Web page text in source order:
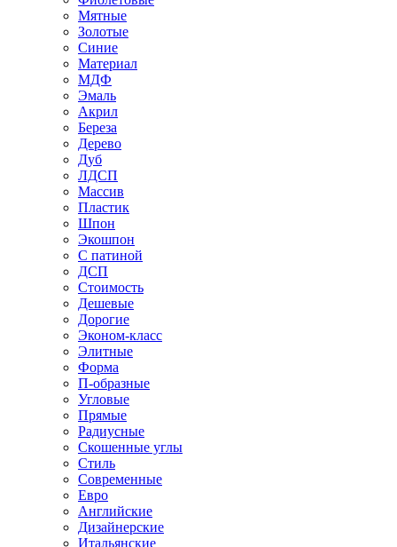
Мятные
Золотые
Синие
Материал
МДФ
Эмаль
Акрил
Береза
Дерево
Дуб
ЛДСП
Массив
Пластик
Шпон
Экошпон
С патиной
ДСП
Стоимость
Дешевые
Дорогие
Эконом-класс
Элитные
Форма
П-образные
Угловые
Прямые
Радиусные
Скошенные углы
Стиль
Современные
Евро
Английские
Дизайнерские
Итальянские